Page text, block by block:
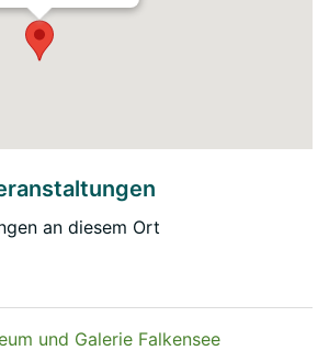
an diesem Ort
und Galerie Falkensee